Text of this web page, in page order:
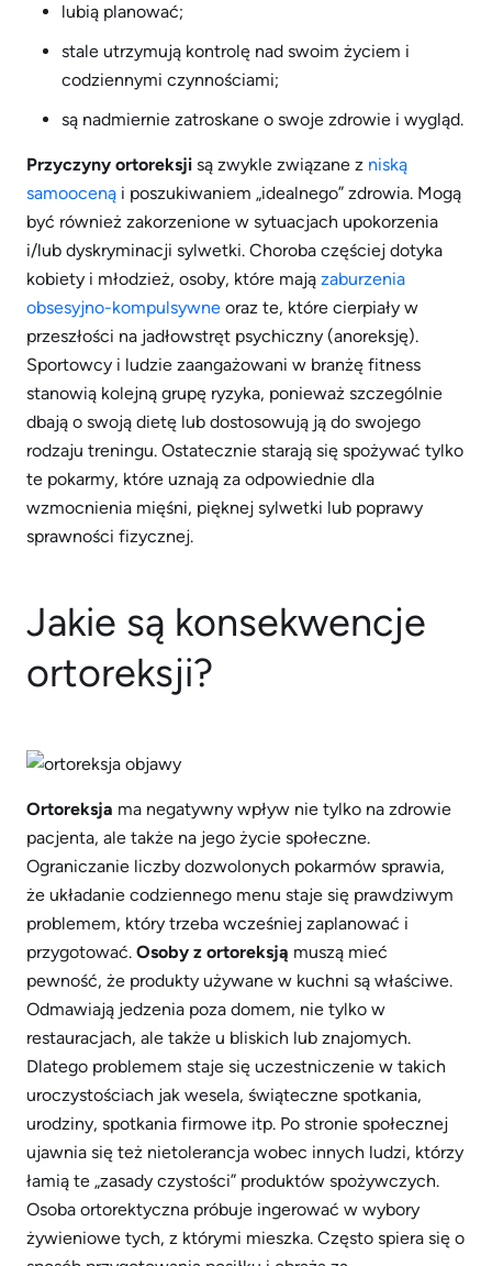
lubią planować;
stale utrzymują kontrolę nad swoim życiem i
codziennymi czynnościami;
są nadmiernie zatroskane o swoje zdrowie i wygląd.
Przyczyny ortoreksji są zwykle związane z niską
samooceną i poszukiwaniem „idealnego” zdrowia. Mogą
być również zakorzenione w sytuacjach upokorzenia
i/lub dyskryminacji sylwetki. Choroba częściej dotyka
kobiety i młodzież, osoby, które mają zaburzenia
obsesyjno-kompulsywne oraz te, które cierpiały w
przeszłości na jadłowstręt psychiczny (anoreksję).
Sportowcy i ludzie zaangażowani w branżę fitness
stanowią kolejną grupę ryzyka, ponieważ szczególnie
dbają o swoją dietę lub dostosowują ją do swojego
rodzaju treningu. Ostatecznie starają się spożywać tylko
te pokarmy, które uznają za odpowiednie dla
wzmocnienia mięśni, pięknej sylwetki lub poprawy
sprawności fizycznej.
Jakie są konsekwencje
ortoreksji?
Ortoreksja ma negatywny wpływ nie tylko na zdrowie
pacjenta, ale także na jego życie społeczne.
Ograniczanie liczby dozwolonych pokarmów sprawia,
że układanie codziennego menu staje się prawdziwym
problemem, który trzeba wcześniej zaplanować i
przygotować. Osoby z ortoreksją muszą mieć
pewność, że produkty używane w kuchni są właściwe.
Odmawiają jedzenia poza domem, nie tylko w
restauracjach, ale także u bliskich lub znajomych.
Dlatego problemem staje się uczestniczenie w takich
uroczystościach jak wesela, świąteczne spotkania,
urodziny, spotkania firmowe itp. Po stronie społecznej
ujawnia się też nietolerancja wobec innych ludzi, którzy
łamią te „zasady czystości” produktów spożywczych.
Osoba ortorektyczna próbuje ingerować w wybory
żywieniowe tych, z którymi mieszka. Często spiera się o